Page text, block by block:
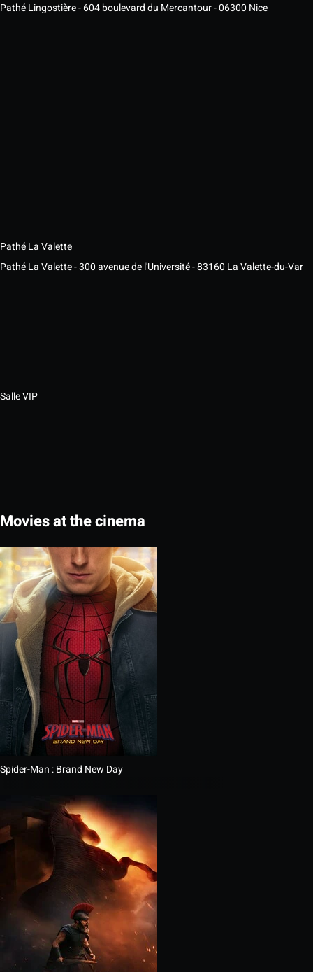
Pathé Lingostière - 604 boulevard du Mercantour - 06300 Nice
Pathé La Valette
Pathé La Valette - 300 avenue de l'Université - 83160 La Valette-du-Var
Salle VIP
Movies at the cinema
Spider-Man : Brand New Day